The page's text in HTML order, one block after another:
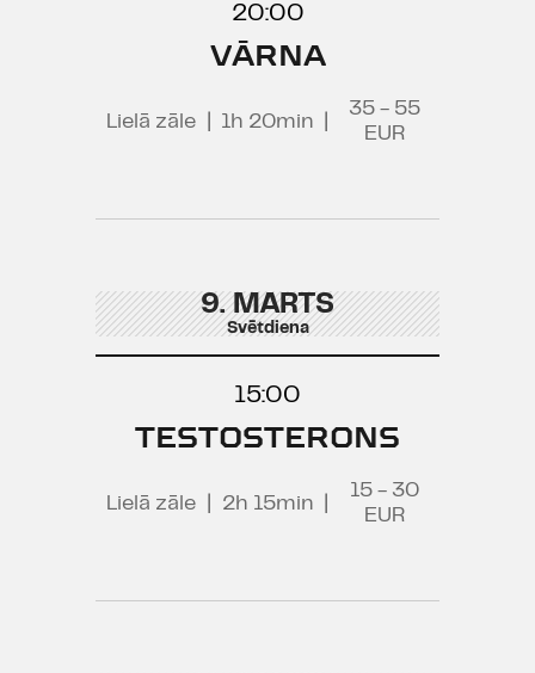
20:00
VĀRNA
Lielā zāle 1h 20min
35 - 55
EUR
9. MARTS
Svētdiena
15:00
TESTOSTERONS
Lielā zāle 2h 15min
15 - 30
EUR